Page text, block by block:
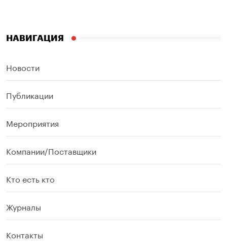
НАВИГАЦИЯ
Новости
Публикации
Мероприятия
Компании/Поставщики
Кто есть кто
Журналы
Контакты